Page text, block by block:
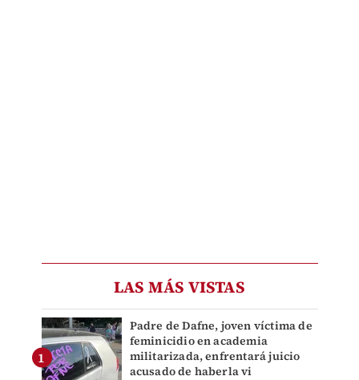
LAS MÁS VISTAS
Padre de Dafne, joven víctima de
feminicidio en academia
militarizada, enfrentará juicio
acusado de haberla vi